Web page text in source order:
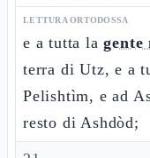
LETTURA ORTODOSSA
e a tutta lagente
terra di Utz, e a
Pelishtìm, e ad
resto di Ashdòd;